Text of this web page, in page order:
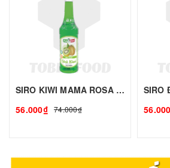
SIRO KIWI MAMA ROSA - 700ml | Siro Syrup Làm Trà Trái Cây, Trà Sữa - TOBEE FOOD
56.000₫ 74.000₫